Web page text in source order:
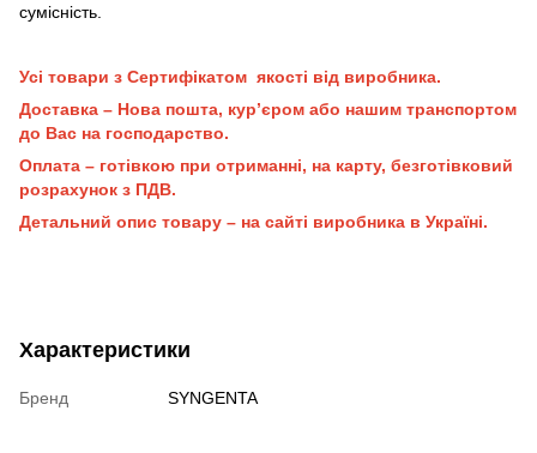
сумісність.
Усі товари з Сертифікатом якості від виробника.
Доставка – Нова пошта, кур’єром або нашим транспортом
до Вас на господарство.
Оплата – готівкою при отриманні, на карту, безготівковий
розрахунок з ПДВ.
Детальний опис товару – на сайті виробника в Україні.
Характеристики
Бренд SYNGENTA